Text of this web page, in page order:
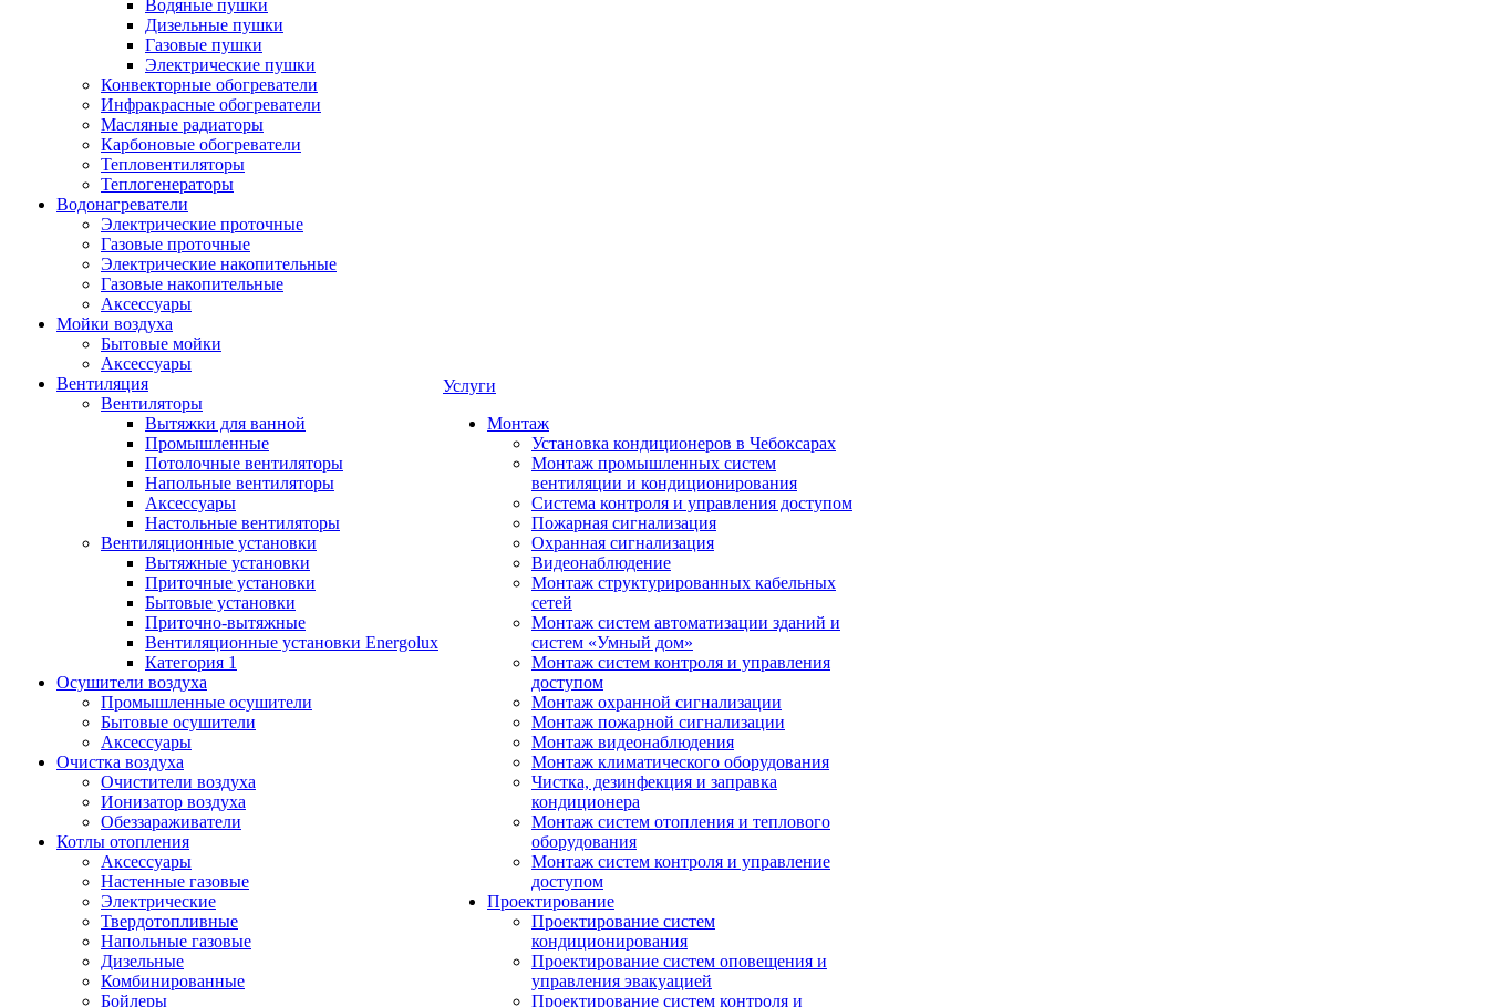
Водяные пушки
Дизельные пушки
Газовые пушки
Электрические пушки
Конвекторные обогреватели
Инфракрасные обогреватели
Масляные радиаторы
Карбоновые обогреватели
Тепловентиляторы
Теплогенераторы
Водонагреватели
Электрические проточные
Газовые проточные
Электрические накопительные
Газовые накопительные
Аксессуары
Мойки воздуха
Бытовые мойки
Аксессуары
Вентиляция
Вентиляторы
Вытяжки для ванной
Промышленные
Потолочные вентиляторы
Напольные вентиляторы
Аксессуары
Настольные вентиляторы
Вентиляционные установки
Вытяжные установки
Приточные установки
Бытовые установки
Приточно-вытяжные
Вентиляционные установки Energolux
Категория 1
Осушители воздуха
Промышленные осушители
Бытовые осушители
Аксессуары
Очистка воздуха
Очистители воздуха
Ионизатор воздуха
Обеззараживатели
Котлы отопления
Аксессуары
Настенные газовые
Электрические
Твердотопливные
Напольные газовые
Дизельные
Комбинированные
Бойлеры
Услуги
Монтаж
Установка кондиционеров в Чебоксарах
Монтаж промышленных систем
вентиляции и кондиционирования
Система контроля и управления доступом
Пожарная сигнализация
Охранная сигнализация
Видеонаблюдение
Монтаж структурированных кабельных
сетей
Монтаж систем автоматизации зданий и
систем «Умный дом»
Монтаж систем контроля и управления
доступом
Монтаж охранной сигнализации
Монтаж пожарной сигнализации
Монтаж видеонаблюдения
Монтаж климатического оборудования
Чистка, дезинфекция и заправка
кондиционера
Монтаж систем отопления и теплового
оборудования
Монтаж систем контроля и управление
доступом
Проектирование
Проектирование систем
кондиционирования
Проектирование систем оповещения и
управления эвакуацией
Проектирование систем контроля и